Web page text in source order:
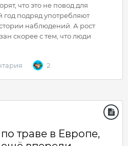
что это не повод для
подряд употребляют
наблюдений. А рост
скорее с тем, что люди
2
траве в Европе,